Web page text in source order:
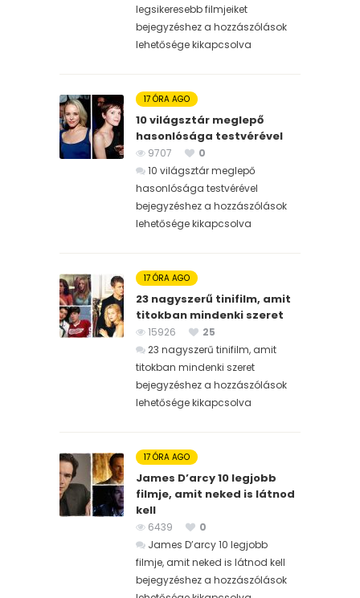
legsikeresebb filmjeiket
bejegyzéshez a hozzászólások
lehetősége kikapcsolva
17 ÓRA AGO
10 világsztár meglepő
hasonlósága testvérével
9707
0
10 világsztár meglepő
hasonlósága testvérével
bejegyzéshez a hozzászólások
lehetősége kikapcsolva
17 ÓRA AGO
23 nagyszerű tinifilm, amit
titokban mindenki szeret
15926
25
23 nagyszerű tinifilm, amit
titokban mindenki szeret
bejegyzéshez a hozzászólások
lehetősége kikapcsolva
17 ÓRA AGO
James D’arcy 10 legjobb
filmje, amit neked is látnod
kell
6439
0
James D’arcy 10 legjobb
filmje, amit neked is látnod kell
bejegyzéshez a hozzászólások